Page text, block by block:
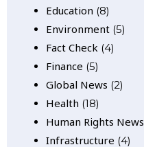
Education (8)
Environment (5)
Fact Check (4)
Finance (5)
Global News (2)
Health (18)
Human Rights News
Infrastructure (4)